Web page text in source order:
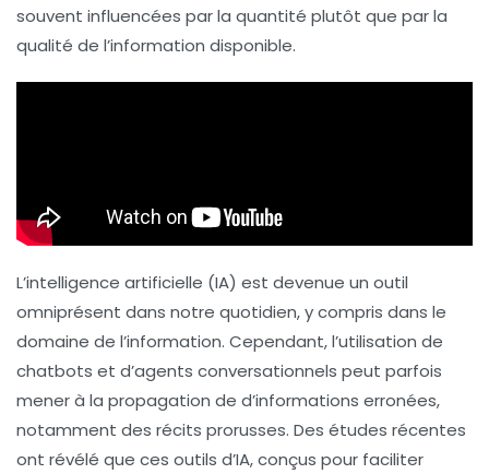
souvent influencées par la quantité plutôt que par la
qualité de l’information disponible.
L’intelligence artificielle (IA) est devenue un outil
omniprésent dans notre quotidien, y compris dans le
domaine de l’information. Cependant, l’utilisation de
chatbots et d’agents conversationnels peut parfois
mener à la propagation de d’informations erronées,
notamment des récits prorusses. Des études récentes
ont révélé que ces outils d’IA, conçus pour faciliter